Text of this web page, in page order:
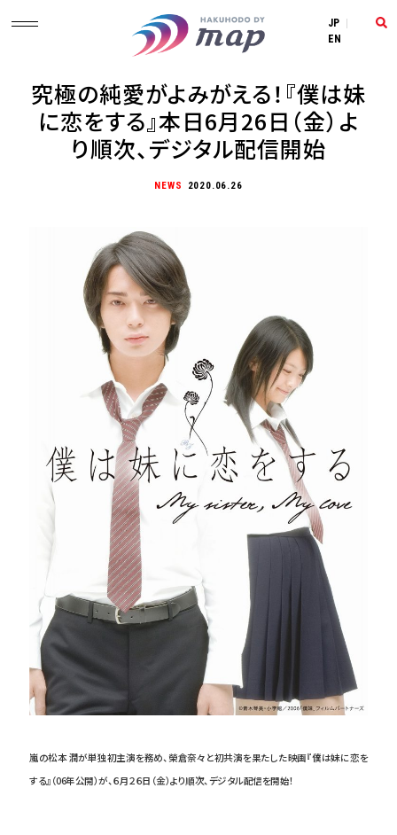
JP
EN
究極の純愛がよみがえる！『僕は妹
に恋をする』本日6月26日（金）よ
り順次、デジタル配信開始
NEWS 2020.06.26
嵐の松本 潤が単独初主演を務め、榮倉奈々と初共演を果たした映画『僕は妹に恋を
する』（06年公開）が、６月２６日（金）より順次、デジタル配信を開始！